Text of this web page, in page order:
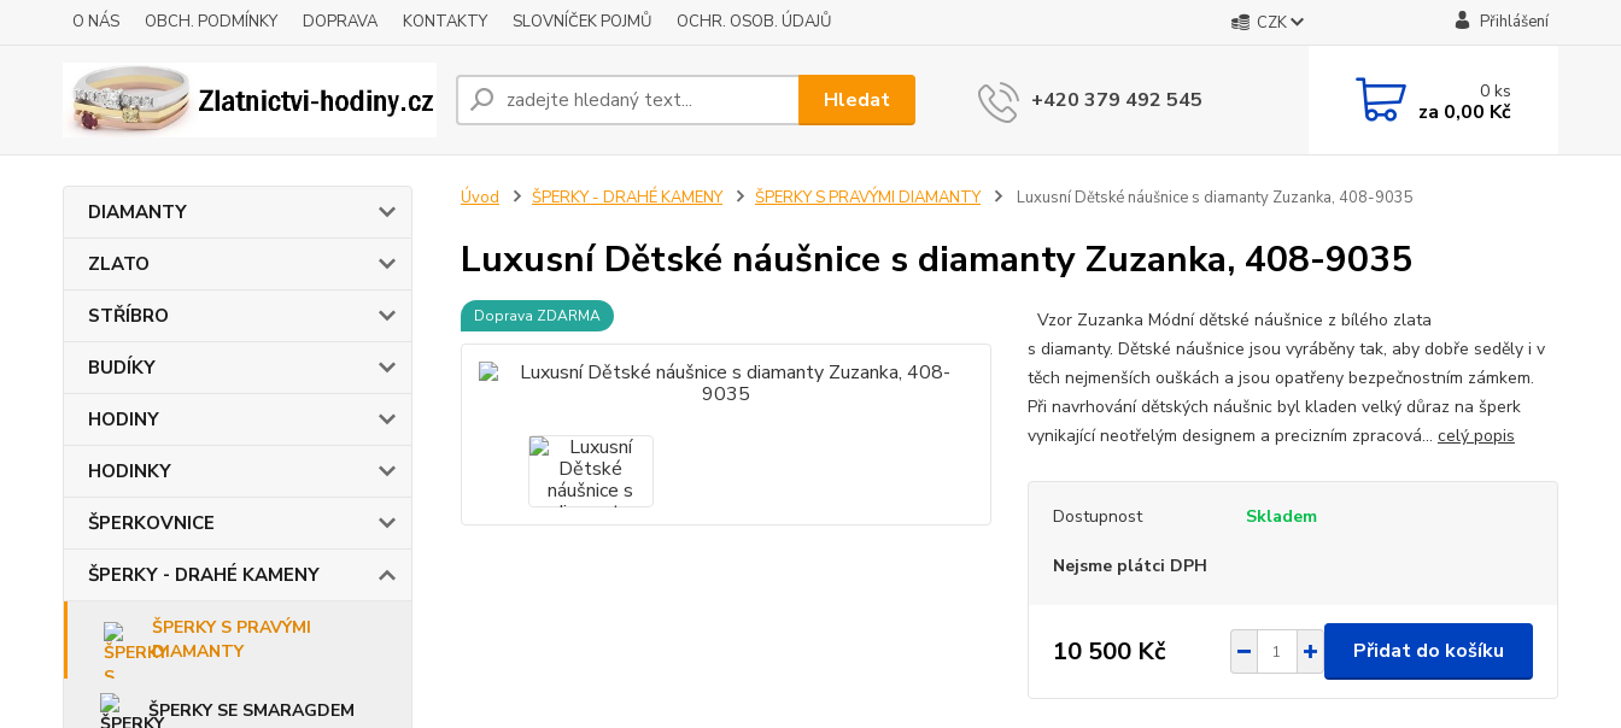
O NÁS OBCH. PODMÍNKY DOPRAVA KONTAKTY SLOVNÍČEK POJMŮ OCHR. OSOB. ÚDAJŮ CZK Přihlášení
Hledat +420 379 492 545 0ks
za 0,00 Kč
DIAMANTY
ZLATO
STŘÍBRO
BUDÍKY
HODINY
HODINKY
ŠPERKOVNICE
ŠPERKY - DRAHÉ KAMENY
ŠPERKY S PRAVÝMI
DIAMANTY
ŠPERKY SE SMARAGDEM
Úvod ŠPERKY - DRAHÉ KAMENY ŠPERKY S PRAVÝMI DIAMANTY Luxusní Dětské náušnice s diamanty Zuzanka, 408-9035
Luxusní Dětské náušnice s diamanty Zuzanka, 408-9035
Doprava ZDARMA
Vzor Zuzanka Módní dětské náušnice z bílého zlata
s diamanty. Dětské náušnice jsou vyráběny tak, aby dobře seděly i v
těch nejmenších ouškách a jsou opatřeny bezpečnostním zámkem.
Při navrhování dětských náušnic byl kladen velký důraz na šperk
vynikající neotřelým designem a precizním zpracová... celý popis
Dostupnost Skladem
Nejsme plátci DPH
10 500 Kč Přidat do košíku